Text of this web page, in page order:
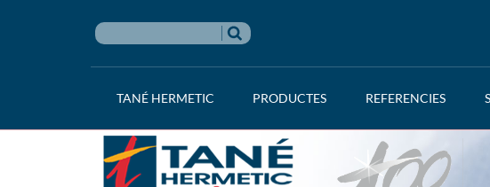
TANÉ HERMETIC PRODUCTES REFERENCIES